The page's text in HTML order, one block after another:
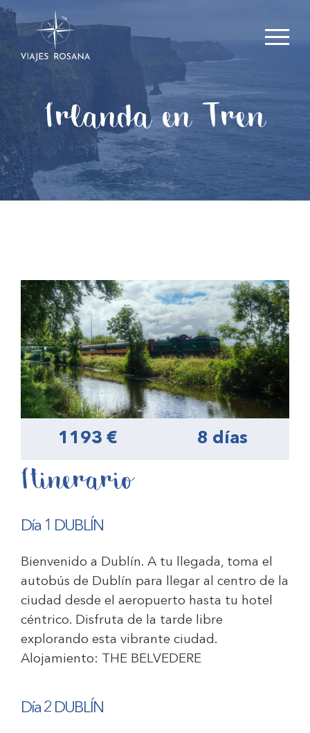
Irlanda en Tren
1193 € 8 días
Itinerario
Día 1 DUBLÍN
Bienvenido a Dublín. A tu llegada, toma el
autobús de Dublín para llegar al centro de la
ciudad desde el aeropuerto hasta tu hotel
céntrico. Disfruta de la tarde libre
explorando esta vibrante ciudad.
Alojamiento:
THE BELVEDERE
Día 2 DUBLÍN